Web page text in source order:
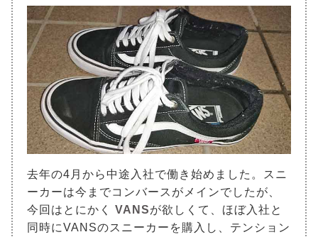
去年の4月から中途入社で働き始めました。スニ
ーカーは今までコンバースがメインでしたが、
今回はとにかく
VANSが欲しくて、ほぼ入社と
同時にVANSのスニーカーを購入し、テンション